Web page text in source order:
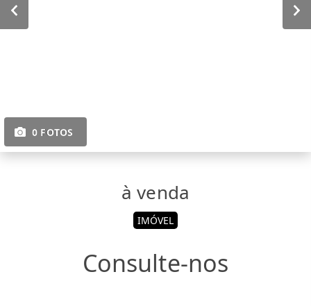
0 FOTOS
à venda
IMÓVEL
Consulte-nos